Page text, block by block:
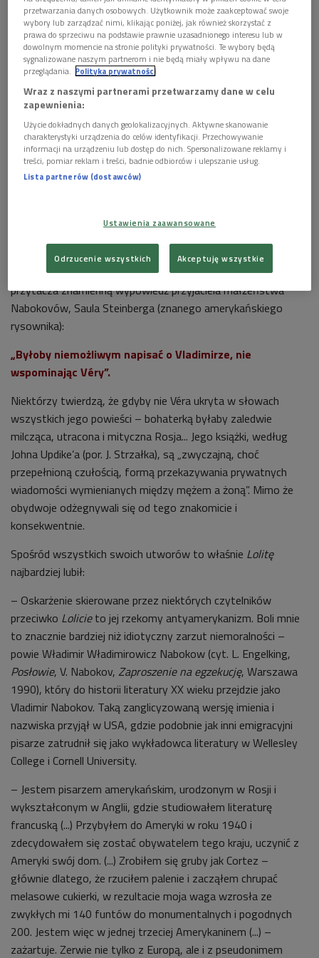
bawiła się, wygłaszając pogardliwe sądy o Goethem,
wtórując jego krytyce Dostojewskiego, towarzyszka dzieląca
pasję w polowaniach na ukochane motyle, woziła go
wszędzie samochodem, grała z nim w szachy i radziła sobie
lepiej niż on z supłami jego sznurowadeł... Obdarzona podobno
lepszym gustem literackim niż mąż, podpisywała się w
korespondencji z wydawcami jako „Mrs. Vladimir Nabokov”. A
więc owa słynna „Pani Vladimir Nabokov” utyskiwała, że
spektakularny sukces literacki jej męża przyszedł przynajmniej
trzydzieści lat za późno!
Vladimira Nabokov – J. Strzałka (w artykule
M. Próchniewicz, Warszawa 2005 i Brian Boyd,Nabokov. Dwa
, oprac. i przeł. W. Sadkowski, Warszawa 2006) –
przytacza znamienną wypowiedź przyjaciela małżeństwa
Nabokovów, Saula Steinberga (znanego amerykańskiego
rysownika):
„Byłoby niemożliwym napisać o Vladimirze, nie
wspominając Véry”.
Niektórzy twierdzą, że gdyby nie Véra ukryta w słowach
wszystkich jego powieści – bohaterką byłaby zaledwie
milcząca, utracona i mityczna Rosja... Jego książki, według
Johna Updike’a (por. J. Strzałka), są „zwyczajną, choć
przepełnioną czułością, formą przekazywania prywatnych
wiadomości wymienianych między mężem a żoną”. Mimo że
obydwoje odżegnywali się od tego znakomicie i
konsekwentnie.
Spośród wszystkich swoich utworów to właśnie Lolitę
najbardziej lubił:
– Oskarżenie skierowane przez niektórych czytelników
przeciwko Lolicieto jej rzekomy antyamerykanizm. Boli mnie
to znacznie bardziej niż idiotyczny zarzut niemoralności –
powie Władimir Władimirowicz Nabokow (cyt. L. Engelking,
Posłowie, V. Nabokov, Zaproszenie na egzekucję, Warszawa
1990), który do historii literatury XX wieku przejdzie jako
Vladimir Nabokov. Taką zanglicyzowaną wersję imienia i
nazwiska przyjął w USA, gdzie podobnie jak inni emigracyjni
pisarze zatrudnił się jako wykładowca literatury w Wellesley
College i Cornell University.
– Jestem pisarzem amerykańskim, urodzonym w Rosji i
wykształconym w Anglii, gdzie studiowałem literaturę
francuską (...) Przybyłem do Ameryki w roku 1940 i
zdecydowałem się zostać obywatelem tego kraju, uczynić z
Ameryki swój dom. (...) Zrobiłem się gruby jak Cortez –
głównie dlatego, że rzuciłem palenie i zacząłem chrupać
melasowe cukierki, w rezultacie moja waga wzrosła ze
zwykłych mi 140 funtów do monumentalnych i pogodnych
200. Jestem więc w jednej trzeciej Amerykaninem (...) –
zażartuje. Zerwie nie tylko z Europą, ale i z pseudonimem
przetwarzania danych osobowych. Użytkownik może zaakceptować swoje
wybory lub zarządzać nimi, klikając poniżej, jak również skorzystać z
prawa do sprzeciwu na podstawie prawnie uzasadnionego interesu lub w
dowolnym momencie na stronie polityki prywatności. Te wybory będą
sygnalizowane naszym partnerom i nie będą miały wpływu na dane
przeglądania. Polityka prywatności
Wraz z naszymi partnerami przetwarzamy dane w celu
zapewnienia:
Użycie dokładnych danych geolokalizacyjnych. Aktywne skanowanie
charakterystyki urządzenia do celów identyfikacji. Przechowywanie
informacji na urządzeniu lub dostęp do nich. Spersonalizowane reklamy i
treści, pomiar reklam i treści, badnie odbiorców i ulepszanie usług.
Lista partnerów (dostawców)
Ustawienia zaawansowane
Odrzucenie wszystkich Akceptuję wszystkie